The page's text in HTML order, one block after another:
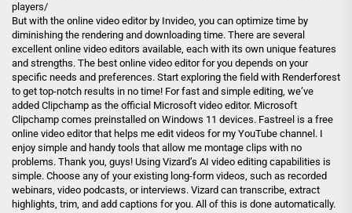
players/
But with the online video editor by Invideo, you can optimize time by
diminishing the rendering and downloading time. There are several
excellent online video editors available, each with its own unique features
and strengths. The best online video editor for you depends on your
specific needs and preferences. Start exploring the field with Renderforest
to get top-notch results in no time! For fast and simple editing, we’ve
added Clipchamp as the official Microsoft video editor. Microsoft
Clipchamp comes preinstalled on Windows 11 devices. Fastreel is a free
online video editor that helps me edit videos for my YouTube channel. I
enjoy simple and handy tools that allow me montage clips with no
problems. Thank you, guys! Using Vizard’s AI video editing capabilities is
simple. Choose any of your existing long-form videos, such as recorded
webinars, video podcasts, or interviews. Vizard can transcribe, extract
highlights, trim, and add captions for you. All of this is done automatically.